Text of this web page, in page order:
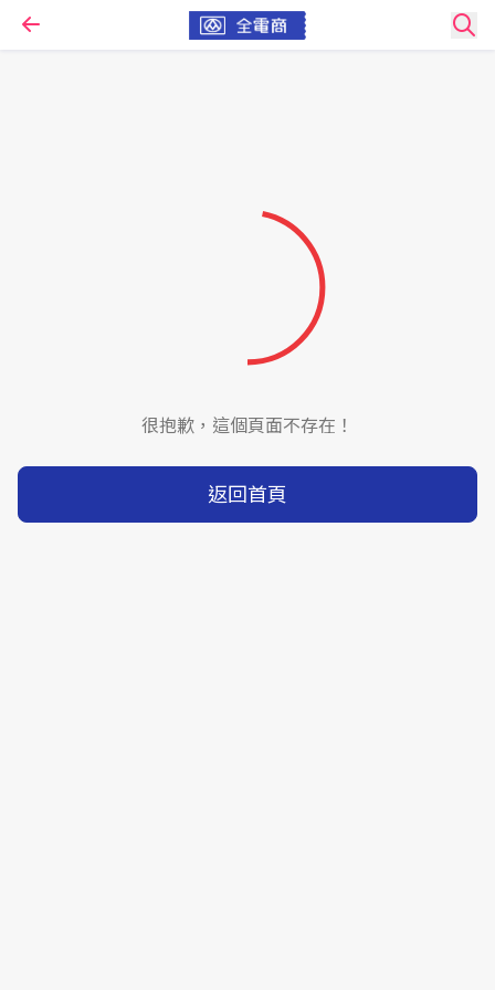
很抱歉，這個頁面不存在！
返回首頁